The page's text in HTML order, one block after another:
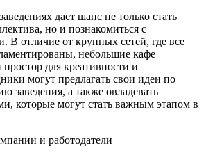
дает шанс не только стать
но и познакомиться с
В отличие от крупных сетей, где все
небольшие кафе
для креативности и
могут предлагать свои идеи по
заведения, а также овладевать
которые могут стать важным этапом в